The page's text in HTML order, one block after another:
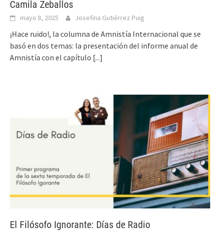
Camila Zeballos
mayo 8, 2025 Josefina Gutiérrez Puig
¡Hace ruido!, la columna de Amnistía Internacional que se
basó en dos temas: la presentación del informe anual de
Amnistía con el capítulo [...]
El Filósofo Ignorante: Días de Radio